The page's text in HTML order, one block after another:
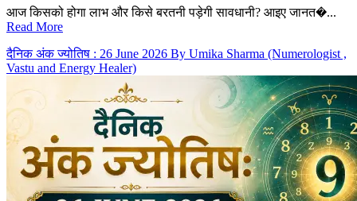
आज किसको होगा लाभ और किसे बरतनी पड़ेगी सावधानी? आइए जानत�...
Read More
दैनिक अंक ज्योतिष : 26 June 2026 By Umika Sharma (Numerologist ,
Vastu and Energy Healer)